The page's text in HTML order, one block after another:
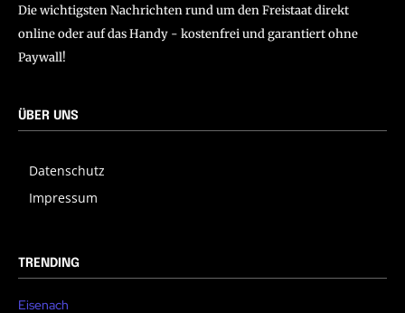
Die wichtigsten Nachrichten rund um den Freistaat direkt
online oder auf das Handy - kostenfrei und garantiert ohne
Paywall!
ÜBER UNS
Datenschutz
Impressum
TRENDING
Eisenach